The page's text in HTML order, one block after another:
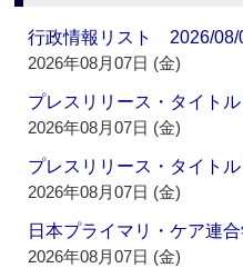
行政情報リスト 2026/08/
2026年08月07日 (金)
プレスリリース・タイト
2026年08月07日 (金)
プレスリリース・タイト
2026年08月07日 (金)
日本プライマリ・ケア
2026年08月07日 (金)